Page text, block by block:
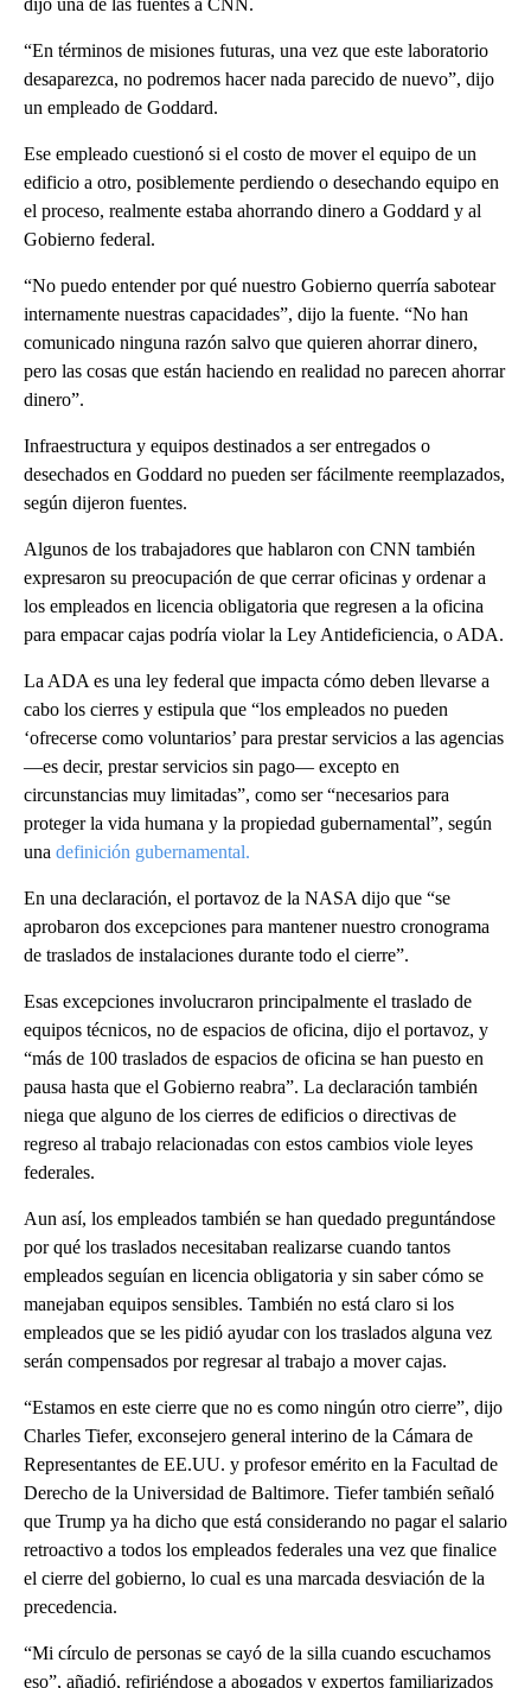
dijo una de las fuentes a CNN.
“En términos de misiones futuras, una vez que este laboratorio
desaparezca, no podremos hacer nada parecido de nuevo”, dijo
un empleado de Goddard.
Ese empleado cuestionó si el costo de mover el equipo de un
edificio a otro, posiblemente perdiendo o desechando equipo en
el proceso, realmente estaba ahorrando dinero a Goddard y al
Gobierno federal.
“No puedo entender por qué nuestro Gobierno querría sabotear
internamente nuestras capacidades”, dijo la fuente. “No han
comunicado ninguna razón salvo que quieren ahorrar dinero,
pero las cosas que están haciendo en realidad no parecen ahorrar
dinero”.
Infraestructura y equipos destinados a ser entregados o
desechados en Goddard no pueden ser fácilmente reemplazados,
según dijeron fuentes.
Algunos de los trabajadores que hablaron con CNN también
expresaron su preocupación de que cerrar oficinas y ordenar a
los empleados en licencia obligatoria que regresen a la oficina
para empacar cajas podría violar la Ley Antideficiencia, o ADA.
La ADA es una ley federal que impacta cómo deben llevarse a
cabo los cierres y estipula que “los empleados no pueden
‘ofrecerse como voluntarios’ para prestar servicios a las agencias
—es decir, prestar servicios sin pago— excepto en
circunstancias muy limitadas”, como ser “necesarios para
proteger la vida humana y la propiedad gubernamental”, según
una definición gubernamental.
En una declaración, el portavoz de la NASA dijo que “se
aprobaron dos excepciones para mantener nuestro cronograma
de traslados de instalaciones durante todo el cierre”.
Esas excepciones involucraron principalmente el traslado de
equipos técnicos, no de espacios de oficina, dijo el portavoz, y
“más de 100 traslados de espacios de oficina se han puesto en
pausa hasta que el Gobierno reabra”. La declaración también
niega que alguno de los cierres de edificios o directivas de
regreso al trabajo relacionadas con estos cambios viole leyes
federales.
Aun así, los empleados también se han quedado preguntándose
por qué los traslados necesitaban realizarse cuando tantos
empleados seguían en licencia obligatoria y sin saber cómo se
manejaban equipos sensibles. También no está claro si los
empleados que se les pidió ayudar con los traslados alguna vez
serán compensados por regresar al trabajo a mover cajas.
“Estamos en este cierre que no es como ningún otro cierre”, dijo
Charles Tiefer, exconsejero general interino de la Cámara de
Representantes de EE.UU. y profesor emérito en la Facultad de
Derecho de la Universidad de Baltimore. Tiefer también señaló
que Trump ya ha dicho que está considerando no pagar el salario
retroactivo a todos los empleados federales una vez que finalice
el cierre del gobierno, lo cual es una marcada desviación de la
precedencia.
“Mi círculo de personas se cayó de la silla cuando escuchamos
eso”, añadió, refiriéndose a abogados y expertos familiarizados